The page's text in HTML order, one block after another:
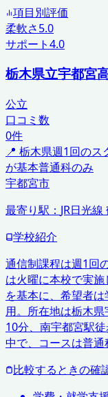
項目別評価
柔軟さ5.0
サポート4.0
栃木県立宇都宮
公立
口コミ数
0件
📍 栃木県週1回のス
が基本普通科のみ
宇都宮市
最寄り駅： JR日光線
学校紹介
通信制課程は週1回
は火曜に本校で実
を基本に、希望者
用。所在地は栃木
10分、南宇都宮駅
中で、コースは普通
比較するときの確